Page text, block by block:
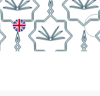
الدعم الفنيالتقويم الجامعي